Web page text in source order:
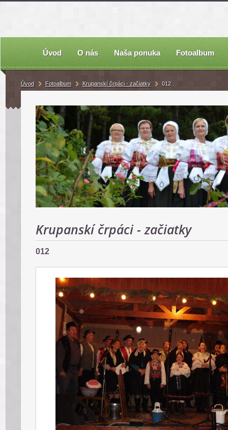
Úvod O nás Naša ponuka Fotoalbum
Úvod Fotoalbum Krupanskí črpáci - začiatky 012
Krupanskí črpáci - začiatky
012